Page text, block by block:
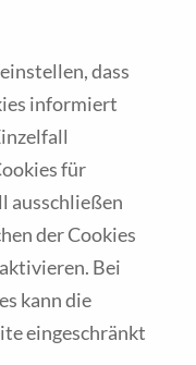
dass
informiert
für
ausschließen
der Cookies
Bei
kann die
eingeschränkt